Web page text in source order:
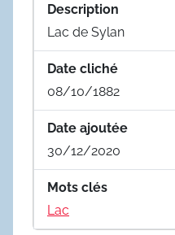
Description
Lac de Sylan
Date cliché
08/10/1882
Date ajoutée
30/12/2020
Mots clés
Lac